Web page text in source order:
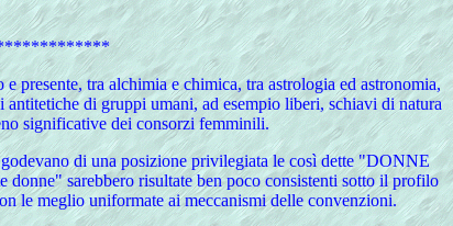
presente, tra alchimia e chimica, tra astrologia ed astronomia,
di gruppi umani, ad esempio liberi, schiavi di natura
significative dei consorzi femminili.
di una posizione privilegiata le così dette "DONNE
sarebbero risultate ben poco consistenti sotto il profilo
le meglio uniformate ai meccanismi delle convenzioni.